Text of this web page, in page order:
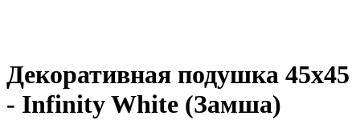
Декоративная подушка 45х45
- Infinity White (Замша)